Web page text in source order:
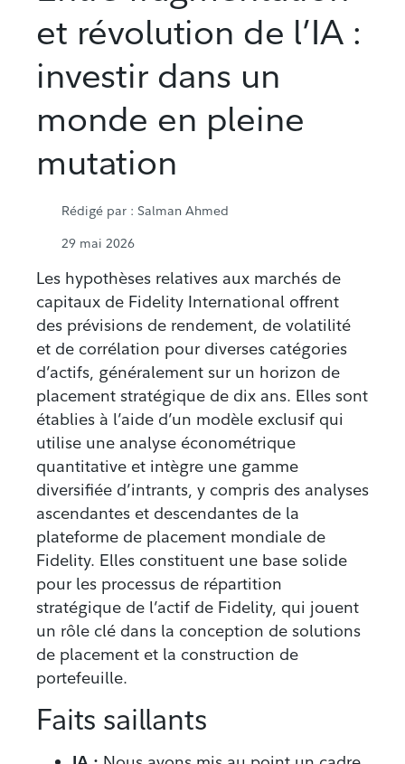
et révolution de l’IA :
investir dans un
monde en pleine
mutation
Rédigé par : Salman Ahmed
29 mai 2026
Les hypothèses relatives aux marchés de
capitaux de Fidelity International offrent
des prévisions de rendement, de volatilité
et de corrélation pour diverses catégories
d’actifs, généralement sur un horizon de
placement stratégique de dix ans. Elles sont
établies à l’aide d’un modèle exclusif qui
utilise une analyse économétrique
quantitative et intègre une gamme
diversifiée d’intrants, y compris des analyses
ascendantes et descendantes de la
plateforme de placement mondiale de
Fidelity. Elles constituent une base solide
pour les processus de répartition
stratégique de l’actif de Fidelity, qui jouent
un rôle clé dans la conception de solutions
de placement et la construction de
portefeuille.
Faits saillants